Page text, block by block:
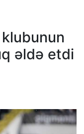
klubunun
əldə etdi